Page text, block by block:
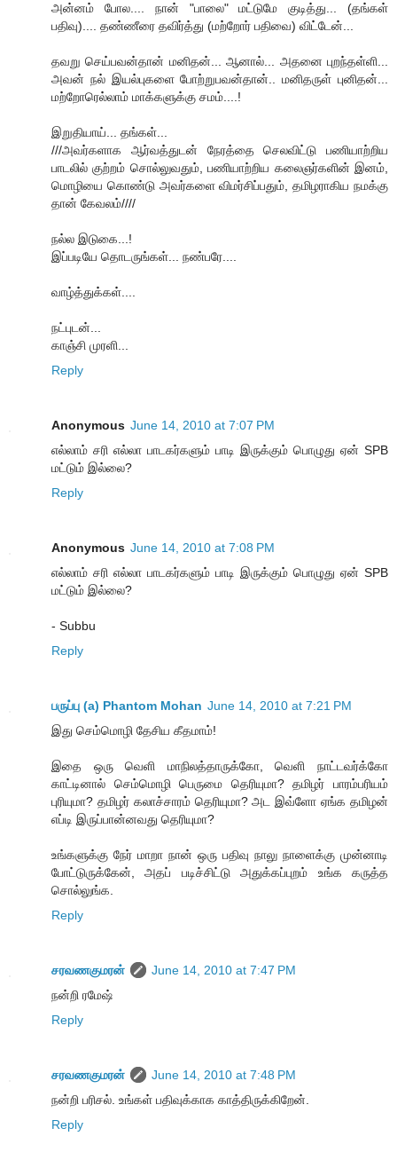
அன்னம் போல.... நான் "பாலை" மட்டுமே குடித்து... (தங்கள்
பதிவு).... தண்ணீரை தவிர்த்து (மற்றோர் பதிவை) விட்டேன்...
தவறு செய்பவன்தான் மனிதன்... ஆனால்... அதனை புறந்தள்ளி...
அவன் நல் இயல்புகளை போற்றுபவன்தான்.. மனிதருள் புனிதன்...
மற்றோரெல்லாம் மாக்களுக்கு சமம்....!
இறுதியாய்... தங்கள்...
///அவர்களாக ஆர்வத்துடன் நேரத்தை செலவிட்டு பணியாற்றிய
பாடலில் குற்றம் சொல்லுவதும், பணியாற்றிய கலைஞர்களின் இனம்,
மொழியை கொண்டு அவர்களை விமர்சிப்பதும், தமிழராகிய நமக்கு
தான் கேவலம்////
நல்ல இடுகை...!
இப்படியே தொடருங்கள்... நண்பரே....
வாழ்த்துக்கள்....
நட்புடன்...
காஞ்சி முரளி...
Reply
Anonymous June 14, 2010 at 7:07 PM
எல்லாம் சரி எல்லா பாடகர்களும் பாடி இருக்கும் பொழுது ஏன் SPB
மட்டும் இல்லை?
Reply
Anonymous June 14, 2010 at 7:08 PM
எல்லாம் சரி எல்லா பாடகர்களும் பாடி இருக்கும் பொழுது ஏன் SPB
மட்டும் இல்லை?
- Subbu
Reply
பருப்பு (a) Phantom Mohan June 14, 2010 at 7:21 PM
இது செம்மொழி தேசிய கீதமாம்!
இதை ஒரு வெளி மாநிலத்தாருக்கோ, வெளி நாட்டவர்க்கோ
காட்டினால் செம்மொழி பெருமை தெரியுமா? தமிழர் பாரம்பரியம்
புரியுமா? தமிழர் கலாச்சாரம் தெரியுமா? அட இவ்ளோ ஏங்க தமிழன்
எப்டி இருப்பான்னவது தெரியுமா?
உங்களுக்கு நேர் மாறா நான் ஒரு பதிவு நாலு நாளைக்கு முன்னாடி
போட்டுருக்கேன், அதப் படிச்சிட்டு அதுக்கப்புறம் உங்க கருத்த
சொல்லுங்க.
Reply
சரவணகுமரன்
June 14, 2010 at 7:47 PM
நன்றி ரமேஷ்
Reply
சரவணகுமரன்
June 14, 2010 at 7:48 PM
நன்றி பரிசல். உங்கள் பதிவுக்காக காத்திருக்கிறேன்.
Reply